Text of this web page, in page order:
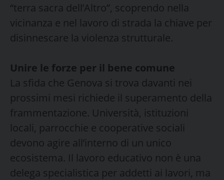
“terra sacra dell’Altro”, scoprendo nella
vicinanza e nel lavoro di strada la chiave per
disinnescare la violenza strutturale.
Unire le forze per il bene comune
La sfida che Genova si trova davanti nei
prossimi mesi richiede il superamento della
frammentazione. Università, istituzioni
locali, parrocchie e cooperative sociali
devono agire all’interno di un unico
ecosistema. Il lavoro educativo non è una
delega specialistica per addetti ai lavori, ma